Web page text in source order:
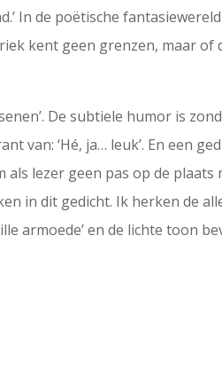
In de poëtische
kent geen grenzen, maar
De subtiele humor is
van: ‘Hé, ja… leuk’. En een
lezer geen pas op de
in dit gedicht. Ik herken de
armoede’ en de lichte toon